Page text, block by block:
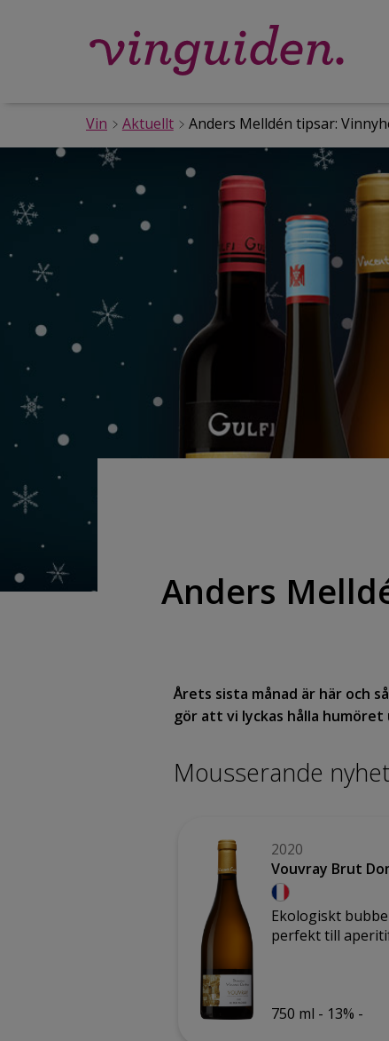
Vin Aktuellt Anders Melldén tipsar:
Anders
Årets sista månad är här och
gör att vi lyckas hålla
Mousserande
2020
Vouvray Brut
Ekologiskt
perfekt till
750 ml - 13% -